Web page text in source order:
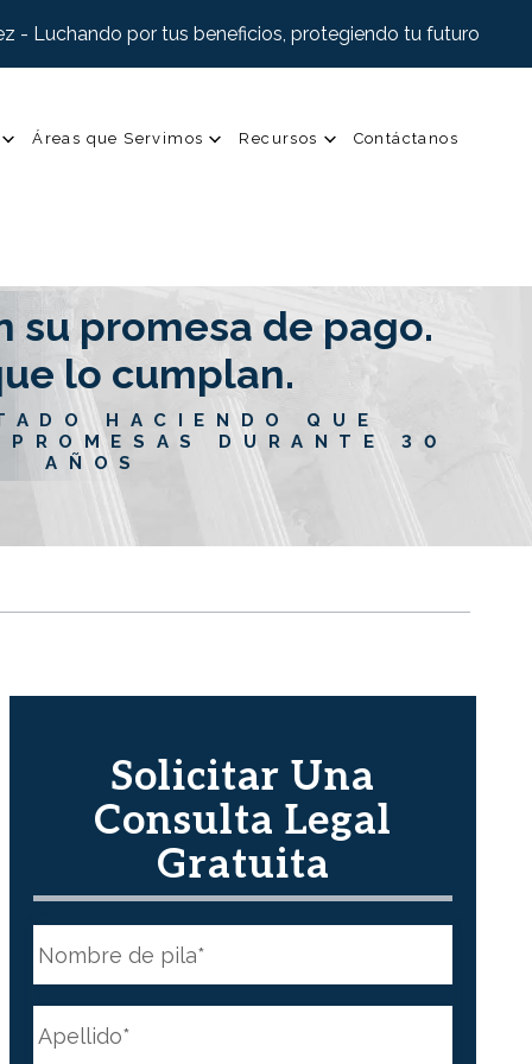
- Luchando por tus beneficios, protegiendo tu futuro
Áreas que Servimos Recursos Contáctanos
su promesa de pago.
lo cumplan.
HACIENDO QUE
DURANTE 30
AÑOS
Solicitar Una
Consulta Legal
Gratuita
o
m
b
r
*
a
m